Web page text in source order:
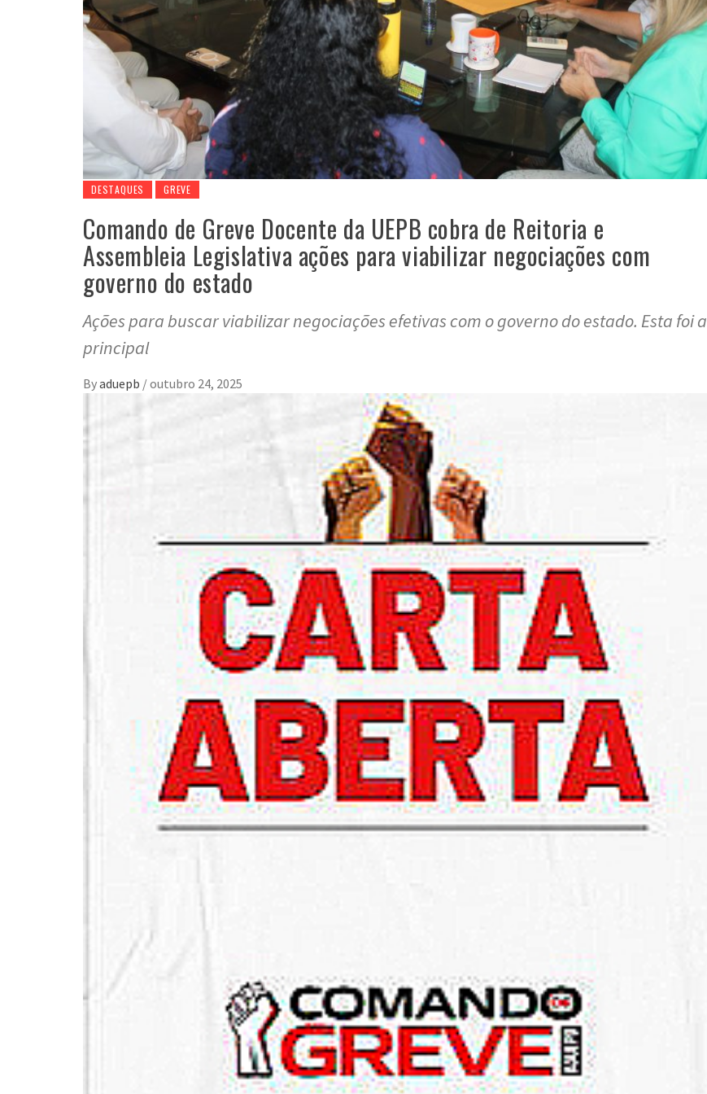
DESTAQUES GREVE
Comando de Greve Docente da UEPB cobra de Reitoria e
Assembleia Legislativa ações para viabilizar negociações com
governo do estado
Ações para buscar viabilizar negociações efetivas com o governo do estado. Esta foi a
principal
Byaduepb /outubro 24, 2025